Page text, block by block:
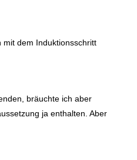
dem Induktionsschritt
bräuchte ich aber
ja enthalten. Aber